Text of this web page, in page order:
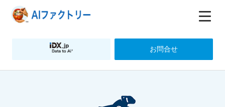
お問合せ